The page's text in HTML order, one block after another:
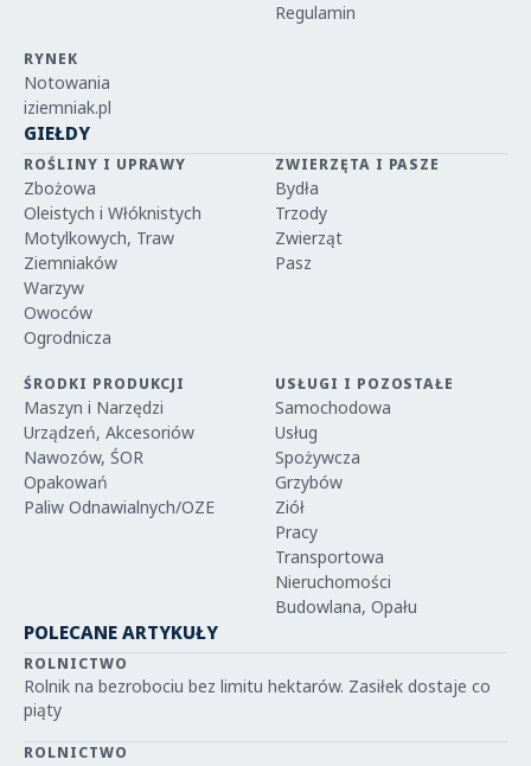
Regulamin
RYNEK
Notowania
iziemniak.pl
GIEŁDY
ROŚLINY I UPRAWY
Zbożowa
Oleistych i Włóknistych
Motylkowych, Traw
Ziemniaków
Warzyw
Owoców
Ogrodnicza
ZWIERZĘTA I PASZE
Bydła
Trzody
Zwierząt
Pasz
ŚRODKI PRODUKCJI
Maszyn i Narzędzi
Urządzeń, Akcesoriów
Nawozów, ŚOR
Opakowań
Paliw Odnawialnych/OZE
USŁUGI I POZOSTAŁE
Samochodowa
Usług
Spożywcza
Grzybów
Ziół
Pracy
Transportowa
Nieruchomości
Budowlana, Opału
POLECANE ARTYKUŁY
ROLNICTWO
Rolnik na bezrobociu bez limitu hektarów. Zasiłek dostaje co
piąty
ROLNICTWO